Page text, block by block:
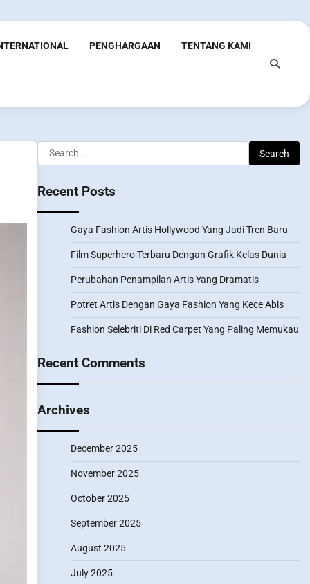
PENGHARGAAN TENTANG KAMI
Search
for:
Recent Posts
Gaya Fashion Artis Hollywood Yang Jadi Tren Baru
Film Superhero Terbaru Dengan Grafik Kelas Dunia
Perubahan Penampilan Artis Yang Dramatis
Potret Artis Dengan Gaya Fashion Yang Kece Abis
Fashion Selebriti Di Red Carpet Yang Paling Memukau
Recent Comments
Archives
December 2025
November 2025
October 2025
September 2025
August 2025
July 2025